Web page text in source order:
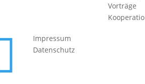
Vorträge
Impressum
Datenschutz